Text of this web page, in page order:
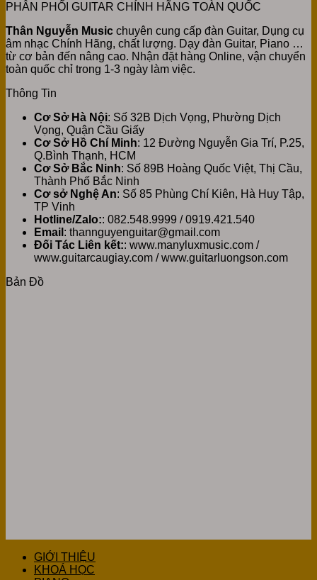
PHÂN PHỐI GUITAR CHÍNH HÃNG TOÀN QUỐC
Thân Nguyễn Music chuyên cung cấp đàn Guitar, Dụng cụ
âm nhạc Chính Hãng, chất lượng. Dạy đàn Guitar, Piano …
từ cơ bản đến nâng cao. Nhận đặt hàng Online, vận chuyển
toàn quốc chỉ trong 1-3 ngày làm việc.
Thông Tin
Cơ Sở Hà Nội: Số 32B Dịch Vọng, Phường Dịch
Vọng, Quận Cầu Giấy
Cơ Sở Hồ Chí Minh: 12 Đường Nguyễn Gia Trí, P.25,
Q.Bình Thạnh, HCM
Cơ Sở Bắc Ninh: Số 89B Hoàng Quốc Việt, Thị Cầu,
Thành Phố Bắc Ninh
Cơ sở Nghệ An: Số 85 Phùng Chí Kiên, Hà Huy Tập,
TP Vinh
Hotline/Zalo:: 082.548.9999 / 0919.421.540
Email : thannguyenguitar@gmail.com
Đối Tác Liên kết:: www.manyluxmusic.com /
www.guitarcaugiay.com / www.guitarluongson.com
Bản Đồ
GIỚI THIỆU
KHOÁ HỌC